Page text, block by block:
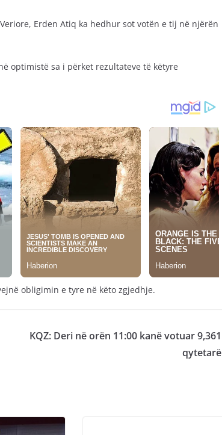
Erden Atiq ka hedhur sot votën e tij në njërën
optimistë sa i përket rezultateve të këtyre
obligimin e tyre në këto zgjedhje.
KQZ: Deri në orën 11:00 kanë votuar 9,361
qytetarë